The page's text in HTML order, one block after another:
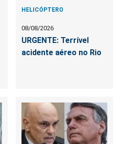
HELICÓPTERO
08/08/2026
URGENTE: Terrível
acidente aéreo no Rio